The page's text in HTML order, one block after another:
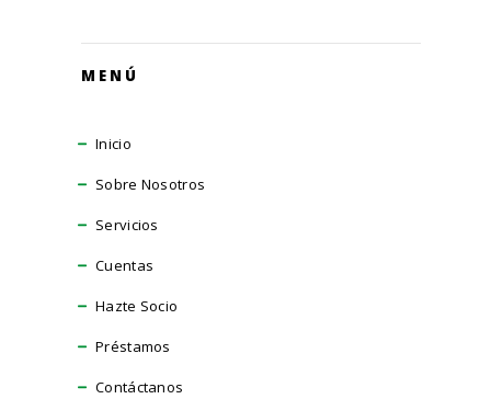
MENÚ
Inicio
Sobre Nosotros
Servicios
Cuentas
Hazte Socio
Préstamos
Contáctanos